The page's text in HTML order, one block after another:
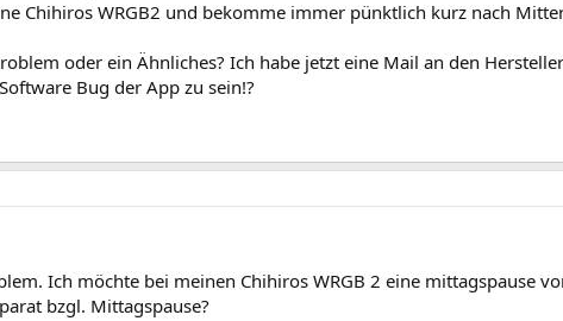
Chihiros WRGB2 und bekomme immer pünktlich kurz nach
oder ein Ähnliches? Ich habe jetzt eine Mail an den
Bug der App zu sein!?
Ich möchte bei meinen Chihiros WRGB 2 eine mittagspause
bzgl. Mittagspause?